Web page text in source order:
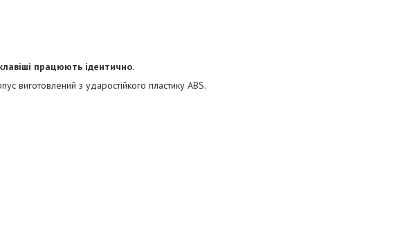
працюють ідентично.
виготовлений з ударостійкого пластику ABS.